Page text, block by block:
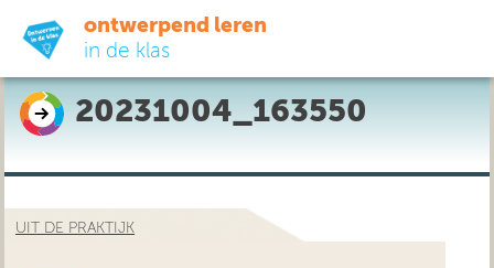
ontwerpend leren
in de klas
ready-to-go
do-it-yourself
20231004_163550
UIT DE PRAKTIJK